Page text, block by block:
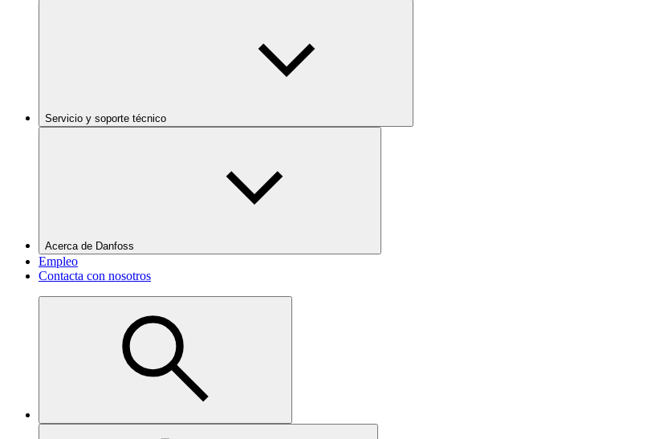
Servicio y soporte técnico
Acerca de Danfoss
Empleo
Contacta con nosotros